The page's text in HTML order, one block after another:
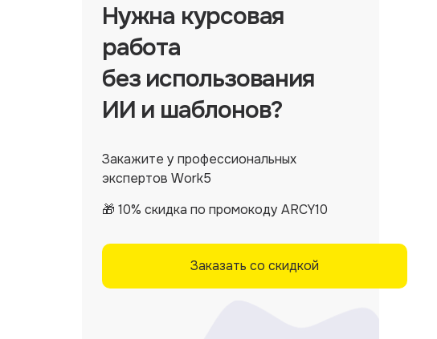
Нужна курсовая
работа
без использования
ИИ и шаблонов?
Закажите у профессиональных
экспертов Work5
🎁 10% скидка по промокоду ARCY10
Заказать со скидкой